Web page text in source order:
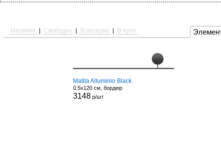
Наличие Свободно В резерве В пути
Matita Alluminio Black
0.5x120 см, бордюр
3148 р/шт